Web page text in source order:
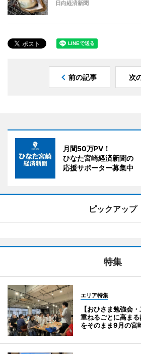
日向経済新聞
前の記事 次
月間50万PV！
ひなた宮崎経済新聞の
応援サポーター募集中
ピックアップ
特集
エリア特集
【おひさま勉強会
重ねるごとに高ま
をそのまま9月の宮